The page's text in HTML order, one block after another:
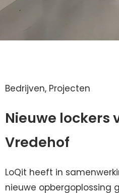
Bedrijven, Projecten
Nieuwe lockers
Vredehof
LoQit heeft in
nieuwe opbergoplossing